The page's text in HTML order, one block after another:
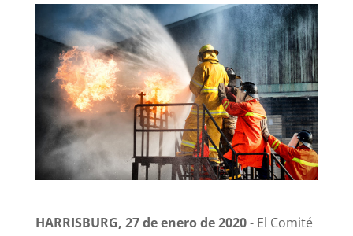
HARRISBURG, 27 de enero de 2020- El Comité